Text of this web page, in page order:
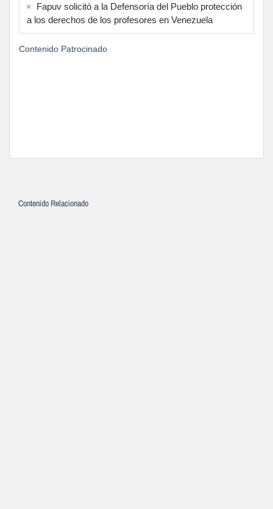
Fapuv solicitó a la Defensoría del Pueblo protección
a los derechos de los profesores en Venezuela
Contenido Patrocinado
Contenido Relacionado